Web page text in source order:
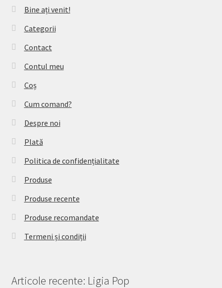
Bine ați venit!
Categorii
Contact
Contul meu
Coș
Cum comand?
Despre noi
Plată
Politica de confidențialitate
Produse
Produse recente
Produse recomandate
Termeni și condiții
Articole recente: Ligia Pop